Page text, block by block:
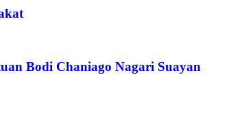
Bodi Chaniago Nagari Suayan